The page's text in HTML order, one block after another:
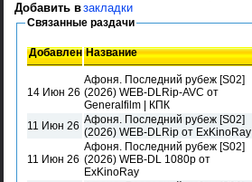
Добавить взакладки
Связанные раздачи
Добавлен Название
14 Июн 26
Афоня. Последний рубеж [S02]
(2026) WEB-DLRip-AVC от
Generalfilm | КПК
11 Июн 26 Афоня. Последний рубеж [S02]
(2026) WEB-DLRip от ExKinoRay
11 Июн 26
Афоня. Последний рубеж [S02]
(2026) WEB-DL 1080p от
ExKinoRay